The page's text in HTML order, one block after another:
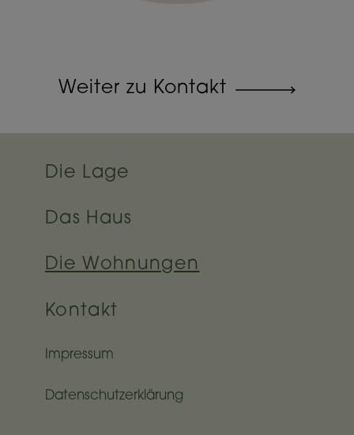
Weiter zu Kontakt
Die Lage
Das Haus
Die Wohnungen
Kontakt
Impressum
Datenschutzerklärung